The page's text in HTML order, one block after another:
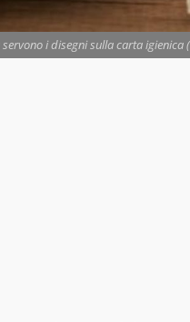
servono i disegni sulla carta igienica